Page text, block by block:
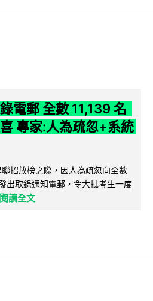
電郵 全數 11,139 名
專家:人為疏忽+系統
招放榜之際，因人為疏忽向全數
出取錄通知電郵，令大批考生一度
閱讀全文